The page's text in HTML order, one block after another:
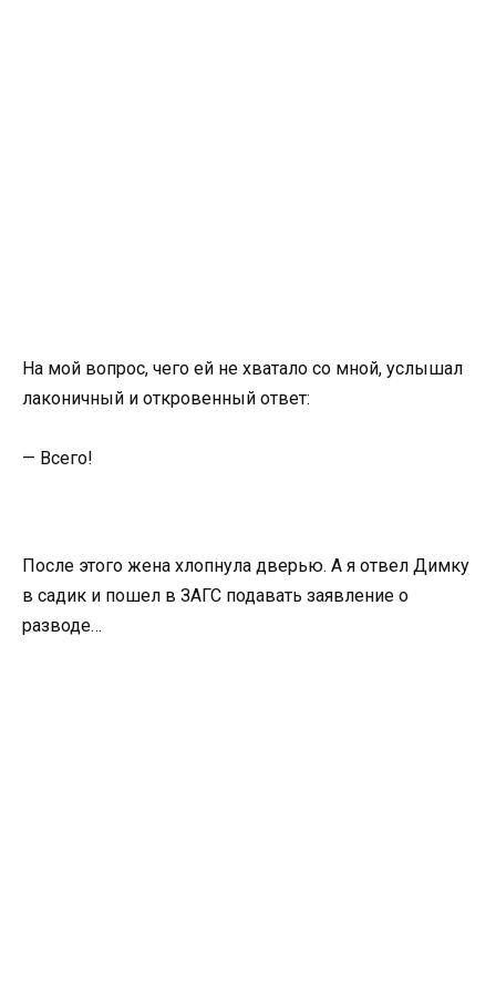
На мой вопрос, чего ей не хватало со мной, услышал
лаконичный и откровенный ответ:
— Всего!
После этого жена хлопнула дверью. А я отвел Димку
в садик и пошел в ЗАГС подавать заявление о
разводе…